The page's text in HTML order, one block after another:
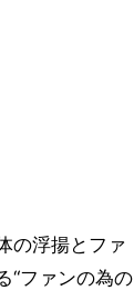
の浮揚とファ
“ファンの為の